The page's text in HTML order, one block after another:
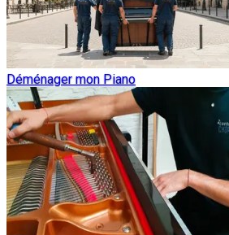
Déménager mon Piano